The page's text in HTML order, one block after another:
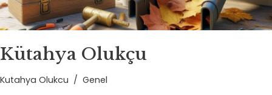
Kütahya Olukçu
Kutahya Olukcu Genel